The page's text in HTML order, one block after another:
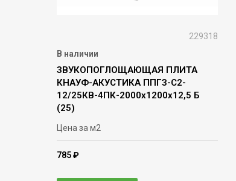
229318
В наличии
ЗВУКОПОГЛОЩАЮЩАЯ ПЛИТА
КНАУФ-АКУСТИКА ППГЗ-С2-
12/25КВ-4ПК-2000х1200х12,5 Б
(25)
Цена за м2
785 ₽